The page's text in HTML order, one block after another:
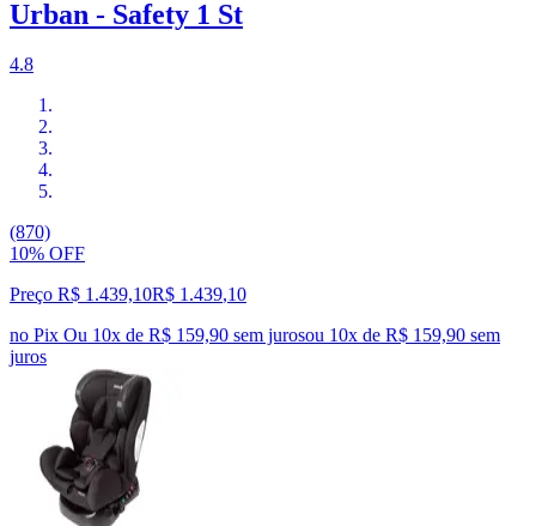
Urban - Safety 1 St
4.8
(870)
10% OFF
Preço R$ 1.439,10R$ 1.439,10
no Pix Ou 10x de R$ 159,90 sem jurosou 10x de R$ 159,90 sem
juros